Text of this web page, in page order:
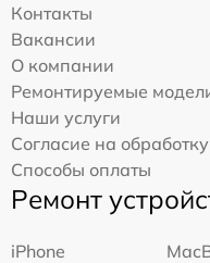
Контакты
Вакансии
О компании
Ремонтируемые
Наши услуги
Согласие на
Способы оплаты
Ремонт
iPhone